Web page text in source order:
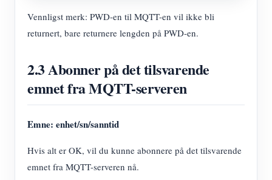
Vennligst merk: PWD-en til MQTT-en vil ikke bli
returnert, bare returnere lengden på PWD-en.
2.3 Abonner på det tilsvarende
emnet fra MQTT-serveren
Emne: enhet/sn/sanntid
Hvis alt er OK, vil du kunne abonnere på det tilsvarende
emnet fra MQTT-serveren nå.